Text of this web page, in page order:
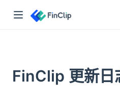
FinClip 更新日
「FinClip」是一套基于云原生框
何移动应用在集成小程序SDK之